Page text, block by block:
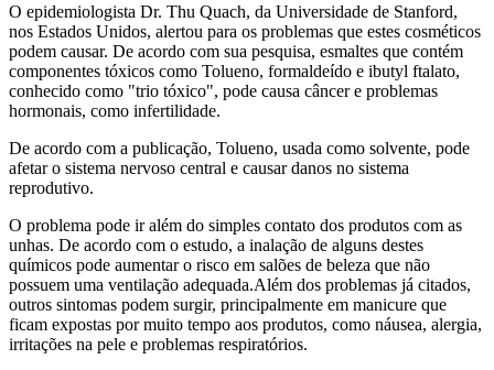
O epidemiologista Dr. Thu Quach, da Universidade de Stanford,
nos Estados Unidos, alertou para os problemas que estes cosméticos
podem causar. De acordo com sua pesquisa, esmaltes que contém
componentes tóxicos como Tolueno, formaldeído e ibutyl ftalato,
conhecido como "trio tóxico", pode causa câncer e problemas
hormonais, como infertilidade.
De acordo com a publicação, Tolueno, usada como solvente, pode
afetar o sistema nervoso central e causar danos no sistema
reprodutivo.
O problema pode ir além do simples contato dos produtos com as
unhas. De acordo com o estudo, a inalação de alguns destes
químicos pode aumentar o risco em salões de beleza que não
possuem uma ventilação adequada.Além dos problemas já citados,
outros sintomas podem surgir, principalmente em manicure que
ficam expostas por muito tempo aos produtos, como náusea, alergia,
irritações na pele e problemas respiratórios.